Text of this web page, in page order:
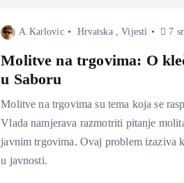
A.Karlovic Hrvatska,Vijesti 7
Molitve na trgovima: O
u Saboru
Molitve na trgovima su tema koja se
Vlada namjerava razmotriti pitanje
javnim trgovima. Ovaj problem izaziva
u javnosti.